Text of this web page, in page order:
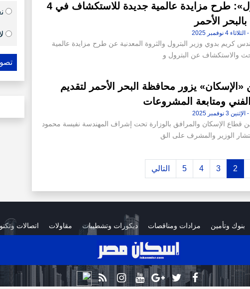
«البترول»: طرح مزايدة عالمية جديدة للاستكشاف في 4
الأحمر
كريم بدوي وزير البترول والثروة المعدنية عن طرح مزايدة عالمية
والاستكشاف عن البترول و
يزور محافظة البحر الأحمر لتقديم
ومتابعة المشروعات
قطاع الإسكان والمرافق بالوزارة تحت إشراف المهندسة نفيسة محمود
الوزير والمشرف على الق
2
3
4
5 التالي
بنوك وتأمين مزادات ومناقصات ديكورات وتشطيبات مقاولات اتصالات